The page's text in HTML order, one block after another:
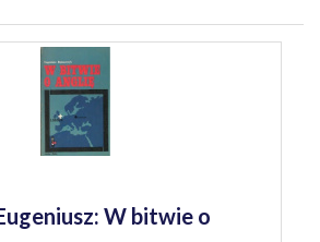
W bitwie o